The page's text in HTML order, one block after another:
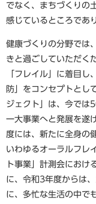
でなく、まちづくりの
感じているところであ
健康づくりの分野では
きと過ごしていただく
「フレイル」に着目し
防」をコンセプトとし
ジェクト」は、今では
一大事業へと発展を遂
度には、新たに全身の
いわゆるオーラルフレ
ト事業」計測会におけ
に、令和3年度からは
に、多忙な生活の中で